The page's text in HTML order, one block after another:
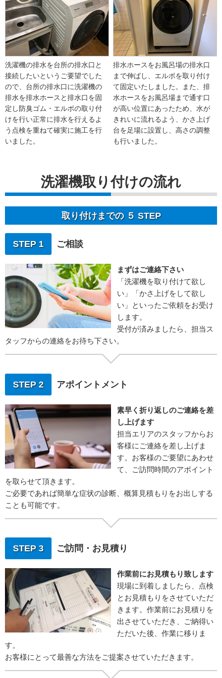
洗濯機の排水を台所の排水口と
接続したいというご要望でした
ので、台所の排水口に洗濯機の
排水を排水ホースと排水口を固
定し防臭ゴム・エルボの取り付
けを行い正常に排水を行えるよ
う点検を重ねて確実に施工を行
いました。
排水ホースをお風呂場の排水口
まで伸ばし、エルボを取り付け
て固定いたしました。また、排
水ホースをお風呂場まで通す口
が高い位置にあったため、水が
きれいに流れるよう、かさ上げ
台を足場に設置し、高さの調整
も行いました。
洗濯機取り付けの流れ
取り付けまでの ５ STEP
STEP 1 ご相談
まずはご連絡下さい
「洗濯機を取り付けて欲し
い」「かさ上げをして欲し
い」といったご依頼をお受け
します。
受付が済みましたら、担当ス
タッフからの連絡をお待ち下さい。
STEP 2 アポイントメント
素早く折り返しのご連絡を差
し上げます
担当エリアのスタッフからお
客様にご連絡を差し上げま
す。お客様のご要望にあわせ
て、ご訪問時間のアポイント
を取らせて頂きます。
ご必要であれば簡単な症状の診断、概算見積もりをお出しする
ことも可能です。
STEP 3 ご訪問・お見積り
作業前にお見積もり致します
現場に到着しましたら、点検
とお見積もりをさせていただ
きます。作業前にお見積りを
出させていただき、ご納得い
ただいた後、作業に移りま
す。
お客様にとって最善な方法をご提案させていただきます。